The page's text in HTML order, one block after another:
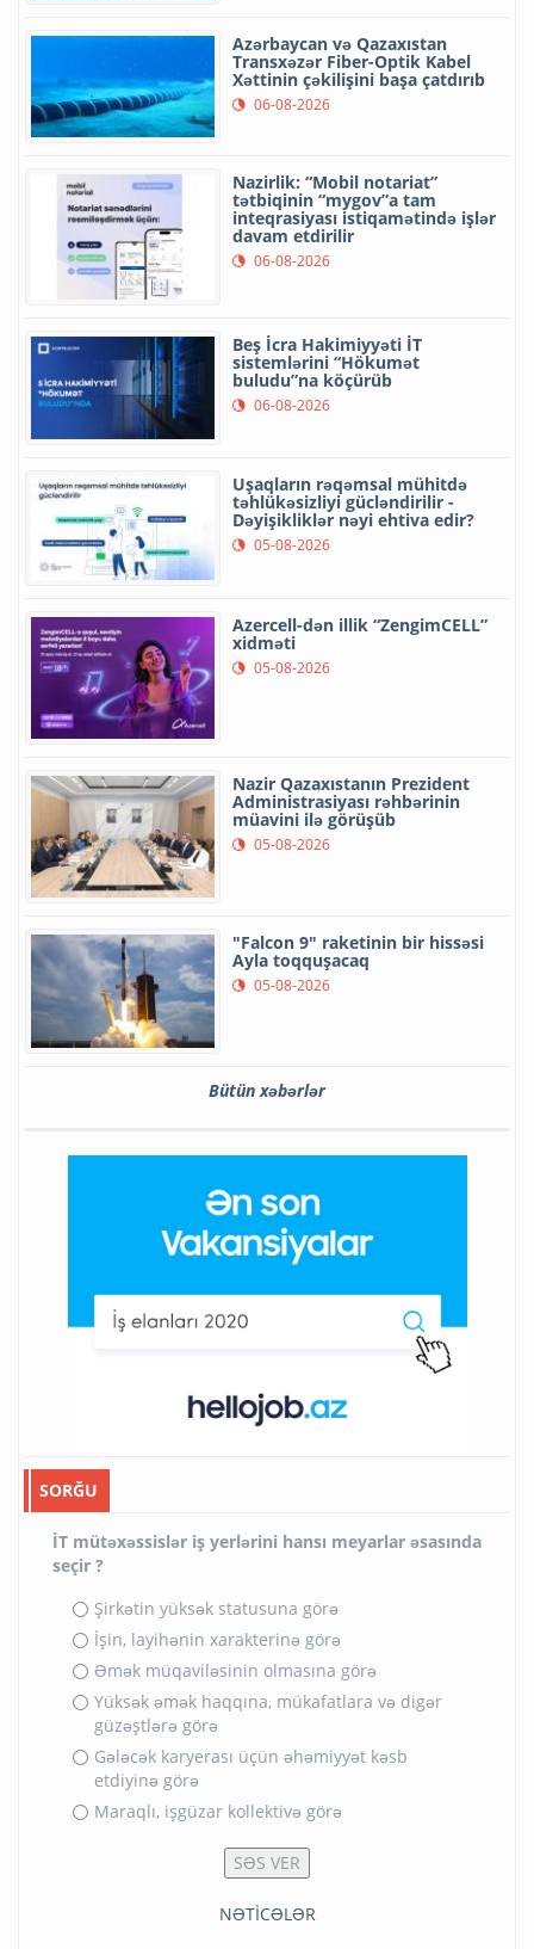
Azərbaycan və Qazaxıstan
Transxəzər Fiber-Optik Kabel
Xəttinin çəkilişini başa çatdırıb
06-08-2026
Nazirlik: “Mobil notariat”
tətbiqinin “mygov”a tam
inteqrasiyası istiqamətində işlər
davam etdirilir
06-08-2026
Beş İcra Hakimiyyəti İT
sistemlərini “Hökumət
buludu”na köçürüb
06-08-2026
Uşaqların rəqəmsal mühitdə
təhlükəsizliyi gücləndirilir -
Dəyişikliklər nəyi ehtiva edir?
05-08-2026
Azercell-dən illik “ZengimCELL”
xidməti
05-08-2026
Nazir Qazaxıstanın Prezident
Administrasiyası rəhbərinin
müavini ilə görüşüb
05-08-2026
"Falcon 9" raketinin bir hissəsi
Ayla toqquşacaq
05-08-2026
Bütün xəbərlər
SORĞU
İT mütəxəssislər iş yerlərini hansı meyarlar əsasında
seçir ?
Şirkətin yüksək statusuna görə
İşin, layihənin xarakterinə görə
Əmək müqaviləsinin olmasına görə
Yüksək əmək haqqına, mükafatlara və digər
güzəştlərə görə
Gələcək karyerası üçün əhəmiyyət kəsb
etdiyinə görə
Maraqlı, işgüzar kollektivə görə
NƏTİCƏLƏR